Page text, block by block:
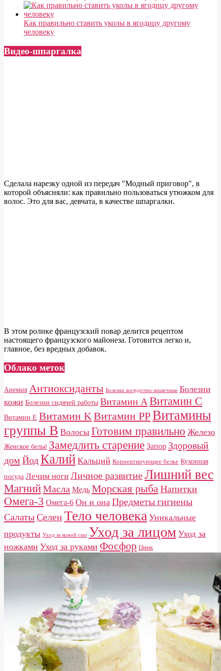
Как правильно ставить уколы в ягодицу другому
человеку
Видео-шпаргалка
Сделала нарезку одной из передач "Модный приговор", в
которой объясняли: как правильно пользоваться утюжком для
волос. Это для вас, девчата, в качестве шпаргалки.
В этом ролике французский повар делится рецептом
настоящего французского майонеза. Готовится легко и,
главное, без вредных добавок.
Облако меток
Анемия Антиоксиданты Болезни желудочно-кишечные Болезни
кожи Болезни сидячей работы Витамин A Витамин C
Витамин E Витамин KВитамин PPВитамины
группы B Волосы Готовим правильно Железо
Женское бельё Замедлить старение Запор Здоровый
дом ЙодКалий Кальций Корректирующее белье Кухонная
посуда Лечим ноги Личное развитиеЛишний вес
МагнийМасла Медь Морская рыбаНапитки
Омега-3 Омега-6 Он и она Предметы гигиены
СалатыСеленТело человека Уникальные
продукты Уход за кожей глаз Уход за лицом Уход за
ножками Уход за руками Фосфор Цинк